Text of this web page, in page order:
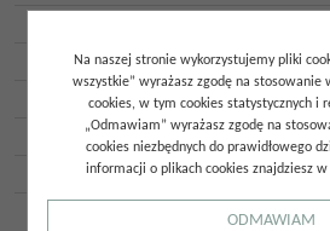
Ilość szt. w opakowaniu:
Ilość m2 w opakowaniu:
Gatunek
:
Kraj pochodzenia:
Na naszej stronie wykorzystujemy pliki
wszystkie” wyrażasz zgodę na stosowanie
cookies, w tym cookies statystycznych i
„Odmawiam” wyrażasz zgodę na
cookies niezbędnych do prawidłowego
informacji o plikach cookies znajdziesz
ODMAWIAM